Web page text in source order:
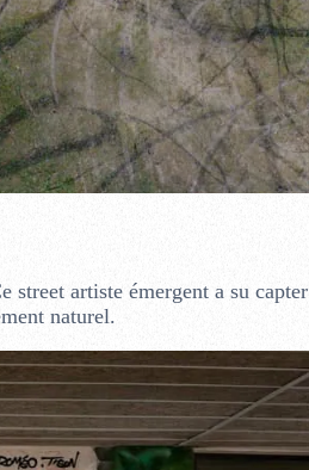
street artiste émergent a su capter
naturel.